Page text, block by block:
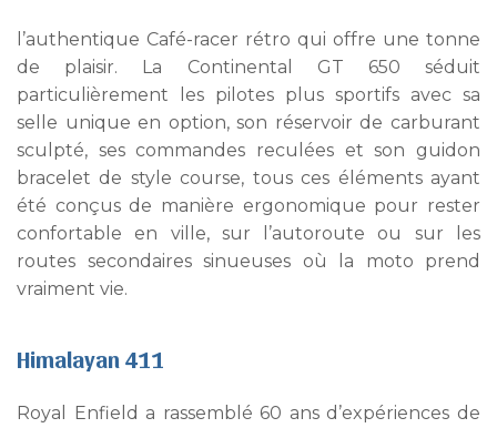
l’authentique Café-racer rétro qui offre une tonne
de plaisir. La Continental GT 650 séduit
particulièrement les pilotes plus sportifs avec sa
selle unique en option, son réservoir de carburant
sculpté, ses commandes reculées et son guidon
bracelet de style course, tous ces éléments ayant
été conçus de manière ergonomique pour rester
confortable en ville, sur l’autoroute ou sur les
routes secondaires sinueuses où la moto prend
vraiment vie.
Himalayan 411
Royal Enfield a rassemblé 60 ans d’expériences de